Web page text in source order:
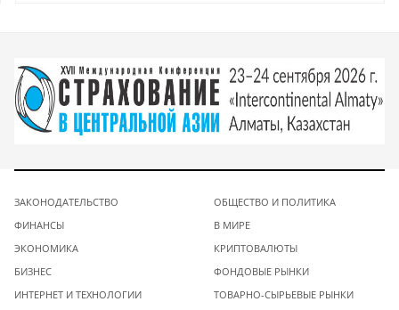
ЗАКОНОДАТЕЛЬСТВО
ФИНАНСЫ
ЭКОНОМИКА
БИЗНЕС
ИНТЕРНЕТ И ТЕХНОЛОГИИ
ОБЩЕСТВО И ПОЛИТИКА
В МИРЕ
КРИПТОВАЛЮТЫ
ФОНДОВЫЕ РЫНКИ
ТОВАРНО-СЫРЬЕВЫЕ РЫНКИ